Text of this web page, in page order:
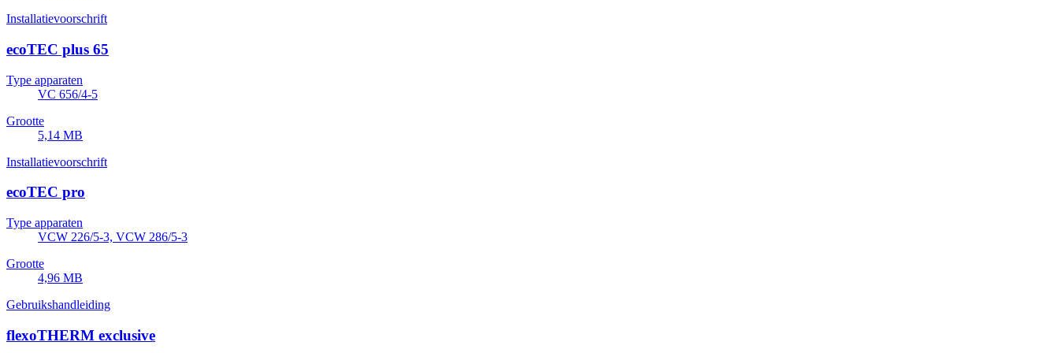
Installatievoorschrift
ecoTEC plus 65
Type apparaten
VC 656/4-5
Grootte
5,14 MB
Installatievoorschrift
ecoTEC pro
Type apparaten
VCW 226/5-3, VCW 286/5-3
Grootte
4,96 MB
Gebruikshandleiding
flexoTHERM exclusive